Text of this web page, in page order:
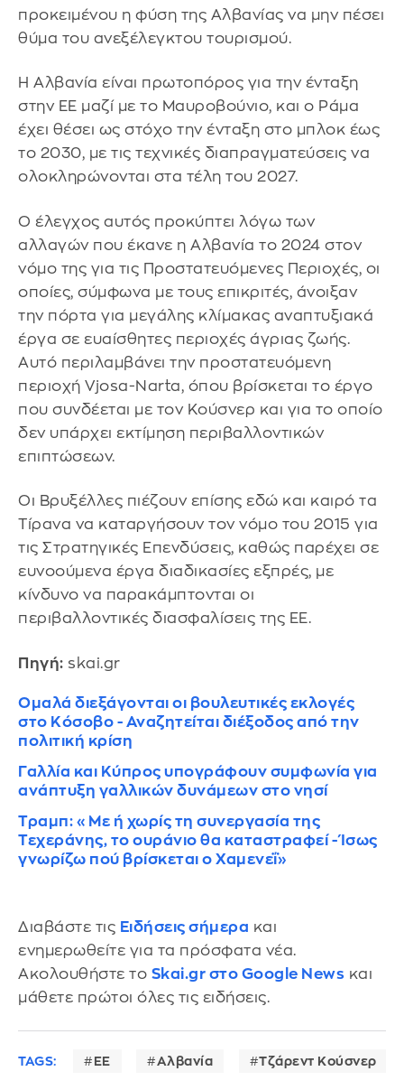
προκειμένου η φύση της Αλβανίας να μην πέσει
θύμα του ανεξέλεγκτου τουρισμού.
Η Αλβανία είναι πρωτοπόρος για την ένταξη
στην ΕΕ μαζί με το Μαυροβούνιο, και ο Ράμα
έχει θέσει ως στόχο την ένταξη στο μπλοκ έως
το 2030, με τις τεχνικές διαπραγματεύσεις να
ολοκληρώνονται στα τέλη του 2027.
Ο έλεγχος αυτός προκύπτει λόγω των
αλλαγών που έκανε η Αλβανία το 2024 στον
νόμο της για τις Προστατευόμενες Περιοχές, οι
οποίες, σύμφωνα με τους επικριτές, άνοιξαν
την πόρτα για μεγάλης κλίμακας αναπτυξιακά
έργα σε ευαίσθητες περιοχές άγριας ζωής.
Αυτό περιλαμβάνει την προστατευόμενη
περιοχή Vjosa-Narta, όπου βρίσκεται το έργο
που συνδέεται με τον Κούσνερ και για το οποίο
δεν υπάρχει εκτίμηση περιβαλλοντικών
επιπτώσεων.
Οι Βρυξέλλες πιέζουν επίσης εδώ και καιρό τα
Τίρανα να καταργήσουν τον νόμο του 2015 για
τις Στρατηγικές Επενδύσεις, καθώς παρέχει σε
ευνοούμενα έργα διαδικασίες εξπρές, με
κίνδυνο να παρακάμπτονται οι
περιβαλλοντικές διασφαλίσεις της ΕΕ.
Πηγή: skai.gr
Ομαλά διεξάγονται οι βουλευτικές εκλογές
στο Κόσοβο - Αναζητείται διέξοδος από την
πολιτική κρίση
Γαλλία και Κύπρος υπογράφουν συμφωνία για
ανάπτυξη γαλλικών δυνάμεων στο νησί
Τραμπ: «Με ή χωρίς τη συνεργασία της
Τεχεράνης, το ουράνιο θα καταστραφεί - Ίσως
γνωρίζω πού βρίσκεται ο Χαμενεΐ»
Διαβάστε τις Ειδήσεις σήμερα και
ενημερωθείτε για τα πρόσφατα νέα.
Ακολουθήστε το Skai.gr στο Google News και
μάθετε πρώτοι όλες τις ειδήσεις.
TAGS: ΕΕ Αλβανία Τζάρεντ Κούσνερ